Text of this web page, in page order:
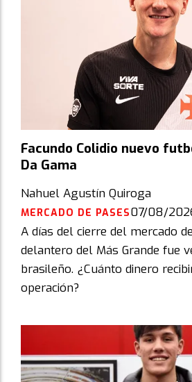
Facundo Colidio nuevo
Da Gama
Nahuel Agustín Quiroga
MERCADO DE PASES07/08/
A días del cierre del mercado
delantero del Más Grande fue
brasileño. ¿Cuánto dinero
operación?